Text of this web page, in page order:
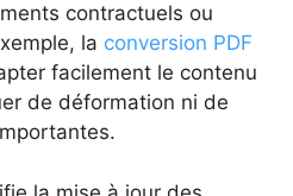
contractuels ou
la conversion PDF
facilement le contenu
de déformation ni de